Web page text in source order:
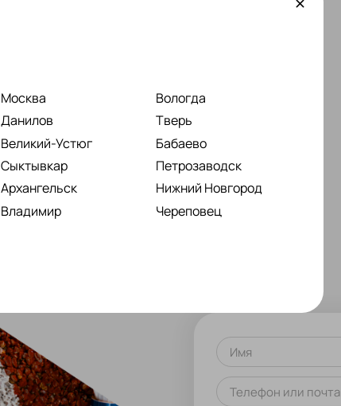
Имя
Телефон или почта
Москва
Вологда
Данилов
Тверь
Великий-Устюг
Бабаево
Сыктывкар
Петрозаводск
Архангельск
Нижний Новгород
Владимир
Череповец